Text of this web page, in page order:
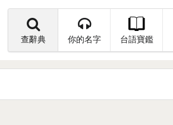
查辭典 你的名字 台語寶鑑